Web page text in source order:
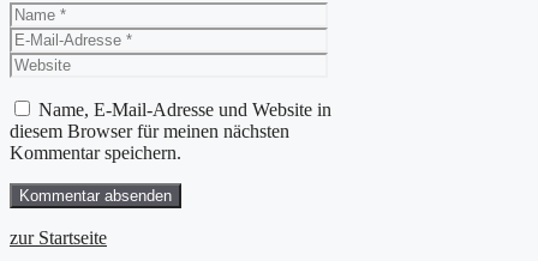
Name
Mail-
Adresse
Name, E-Mail-Adresse und Website in
diesem Browser für meinen nächsten
Kommentar speichern.
zur Startseite